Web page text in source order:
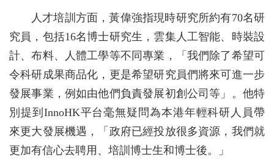
人才培訓方面，黃偉強指現時研究所約有70名研
究員，包括16名博士研究生，雲集人工智能、時裝設
計、布料、人體工學等不同專業，「我們除了希望可
令科研成果商品化，更是希望研究員們將來可進一步
發展事業，例如由他們負責發展初創公司等」。他特
別提到InnoHK平台毫無疑問為本港年輕科研人員帶
來更大發展機遇，「政府已經投放很多資源，我們就
更加有信心去聘用、培訓博士生和博士後。」